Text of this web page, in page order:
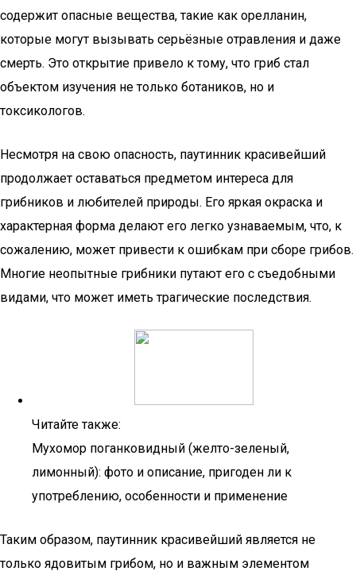
содержит опасные вещества, такие как орелланин,
которые могут вызывать серьёзные отравления и даже
смерть. Это открытие привело к тому, что гриб стал
объектом изучения не только ботаников, но и
токсикологов.
Несмотря на свою опасность, паутинник красивейший
продолжает оставаться предметом интереса для
грибников и любителей природы. Его яркая окраска и
характерная форма делают его легко узнаваемым, что, к
сожалению, может привести к ошибкам при сборе грибов.
Многие неопытные грибники путают его с съедобными
видами, что может иметь трагические последствия.
Читайте также:
Мухомор поганковидный (желто-зеленый,
лимонный): фото и описание, пригоден ли к
употреблению, особенности и применение
Таким образом, паутинник красивейший является не
только ядовитым грибом, но и важным элементом